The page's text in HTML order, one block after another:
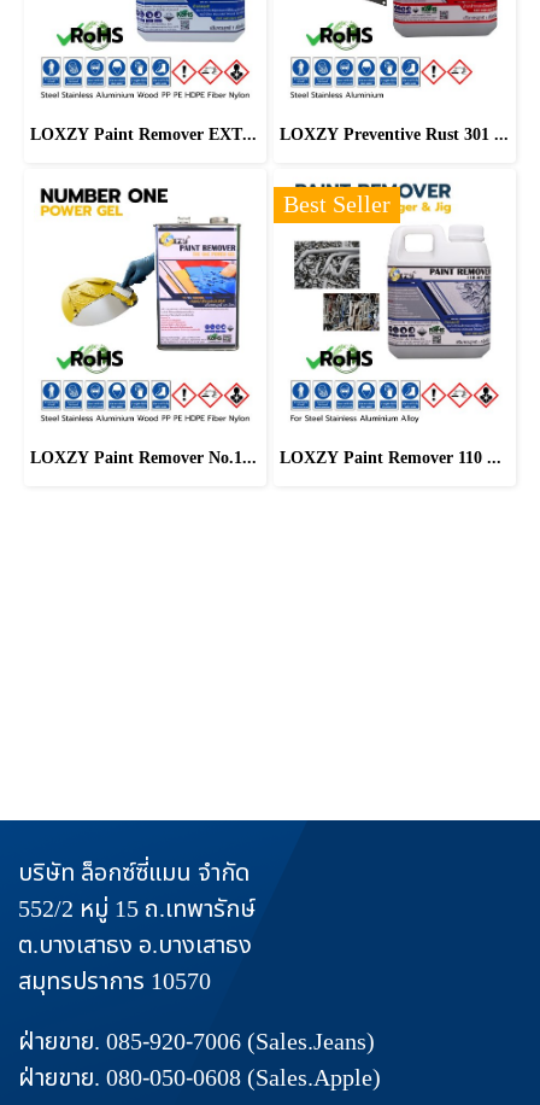
LOXZY Paint Remover EXTERM LOXZY Preventive Rust 301 Phostech
LOXZY Paint Remover No.1 Power Gel
Best Seller
LOXZY Paint Remover 110 All Strip
ติดต่อเรา
บริษัท ล็อกซ์ซี่แมน จำกัด
552/2 หมู่ 15 ถ.เทพารักษ์
ต.บางเสาธง อ.บางเสาธง
สมุทรปราการ 10570
ฝ่ายขาย. 085-920-7006 (Sales.Jeans)
ฝ่ายขาย. 080-050-0608 (Sales.Apple)